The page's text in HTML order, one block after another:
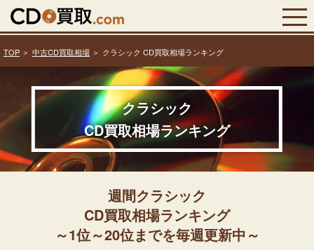
TOP 中古CD買取相場 クラシック CD買取相場ランキング
クラシック
CD買取相場ランキング
週間クラシック
CD買取相場ランキング
～1位～20位までを毎週更新中～